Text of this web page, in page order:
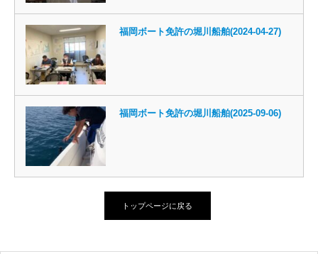
福岡ボート免許の堀川船舶(2024-04-27)
福岡ボート免許の堀川船舶(2025-09-06)
トップページに戻る